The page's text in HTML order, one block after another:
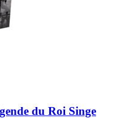
du Roi Singe